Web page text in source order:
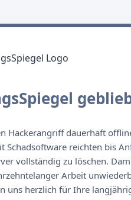
Hackerangriff dauerhaft
reichten bis
vollständig zu löschen.
Arbeit
uns herzlich für Ihre